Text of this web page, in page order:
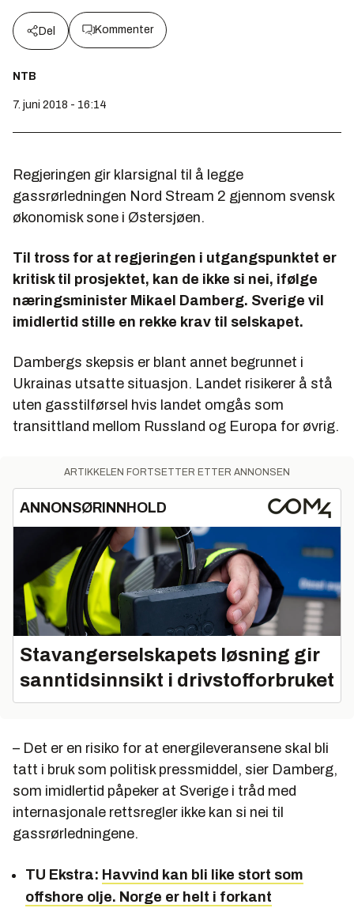
Del Kommenter
NTB
7. juni 2018 - 16:14
Regjeringen gir klarsignal til å legge
gassrørledningen Nord Stream 2 gjennom svensk
økonomisk sone i Østersjøen.
Til tross for at regjeringen i utgangspunktet er
kritisk til prosjektet, kan de ikke si nei, ifølge
næringsminister Mikael Damberg. Sverige vil
imidlertid stille en rekke krav til selskapet.
Dambergs skepsis er blant annet begrunnet i
Ukrainas utsatte situasjon. Landet risikerer å stå
uten gasstilførsel hvis landet omgås som
transittland mellom Russland og Europa for øvrig.
ARTIKKELEN FORTSETTER ETTER ANNONSEN
ANNONSØRINNHOLD
Stavangerselskapets løsning gir
sanntidsinnsikt i drivstofforbruket
– Det er en risiko for at energileveransene skal bli
tatt i bruk som politisk pressmiddel, sier Damberg,
som imidlertid påpeker at Sverige i tråd med
internasjonale rettsregler ikke kan si nei til
gassrørledningene.
TU Ekstra: Havvind kan bli like stort som
offshore olje. Norge er helt i forkant